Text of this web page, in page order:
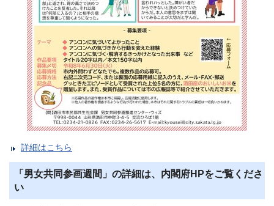
詳細はこちら
「男女共同参画週間」の詳細は、内閣府HPをご覧くださ
い